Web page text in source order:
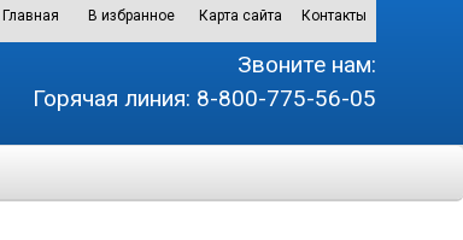
Главная В избранное Карта сайта Контакты
Звоните нам:
Горячая линия: 8-800-775-56-05